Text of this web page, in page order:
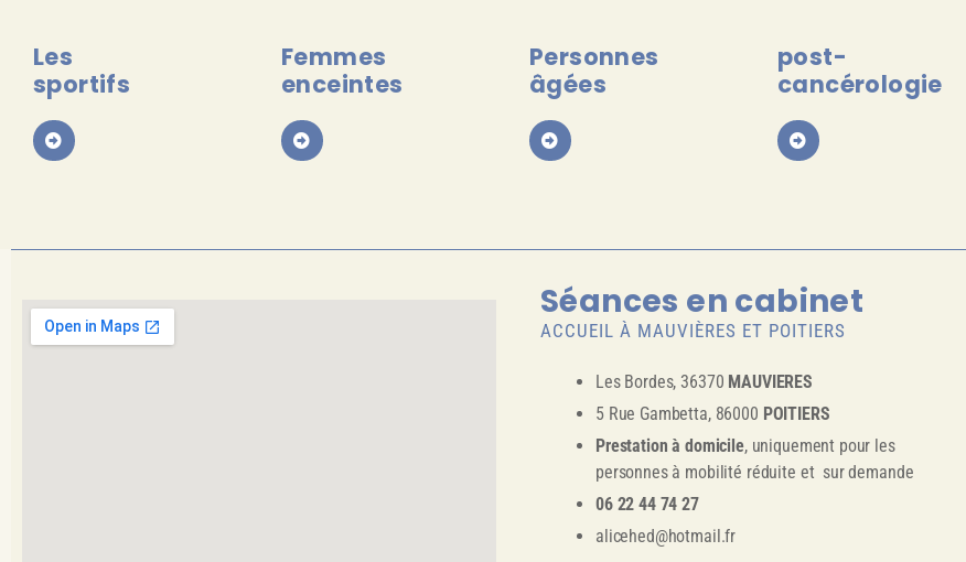
Les
sportifs
Femmes
enceintes
Personnes
âgées
post-
cancérologie
Séances en cabinet
ACCUEIL À MAUVIÈRES ET POITIERS
Les Bordes, 36370 MAUVIERES
5 Rue Gambetta, 86000 POITIERS
Prestation à domicile, uniquement pour les
personnes à mobilité réduite et sur demande
06 22 44 74 27
alicehed@hotmail.fr